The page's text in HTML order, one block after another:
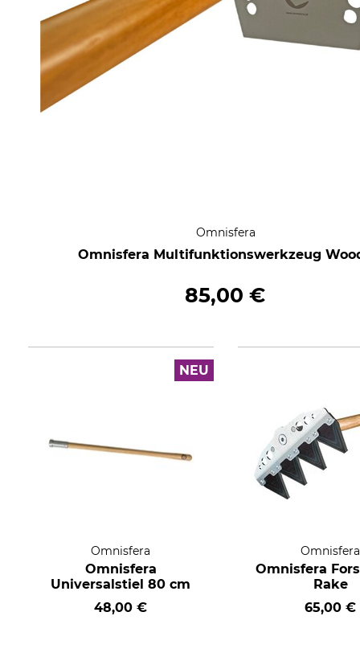
Omnisfera
Omnisfera Multifunktionswerkzeug
85,00 €
NEU
Omnisfera
Omnisfera
Universalstiel 80 cm
48,00 €
Omnisfera
Omnisfera
Rake
65,00 €